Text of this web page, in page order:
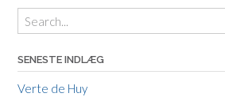
SENESTE INDLÆG
Verte de Huy